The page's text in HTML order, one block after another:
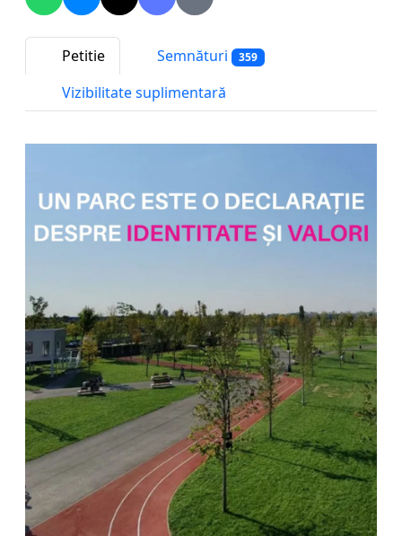
Petitie Semnături 359
Vizibilitate suplimentară